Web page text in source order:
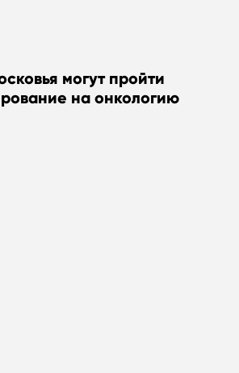
могут пройти
на онкологию